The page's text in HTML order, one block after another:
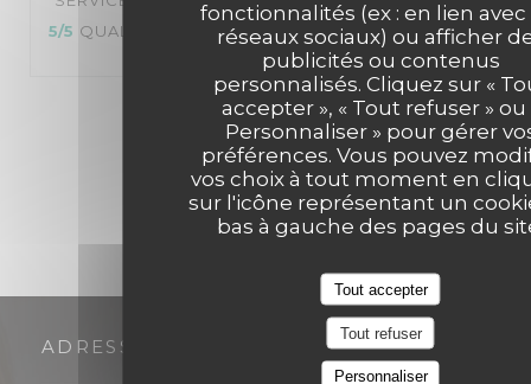
fonctionnalités (ex : en lien avec
réseaux sociaux) ou afficher
publicités ou contenus
personnalisés. Cliquez sur «
accepter », « Tout refuser » ou
Personnaliser » pour gérer
préférences. Vous pouvez
vos choix à tout moment en
sur l'icône représentant un
bas à gauche des pages du
Tout accepter
Tout refuser
Personnaliser
5/5 QUALITÉ / PRIX : 5/5
2 3
ADRESSE